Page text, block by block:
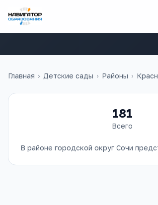
Главная › Детские сады › Районы ›
181
Всего
В районе городской округ Сочи